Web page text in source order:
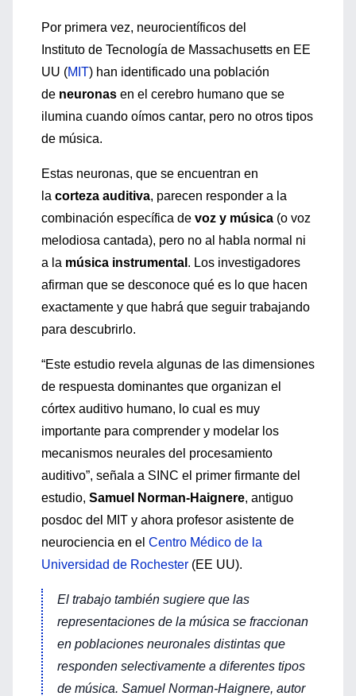
Por primera vez, neurocientíficos del
Instituto de Tecnología de Massachusetts en EE
UU (MIT) han identificado una población
de neuronas en el cerebro humano que se
ilumina cuando oímos cantar, pero no otros tipos
de música.
Estas neuronas, que se encuentran en
la corteza auditiva, parecen responder a la
combinación específica de voz y música (o voz
melodiosa cantada), pero no al habla normal ni
a la música instrumental . Los investigadores
afirman que se desconoce qué es lo que hacen
exactamente y que habrá que seguir trabajando
para descubrirlo.
“Este estudio revela algunas de las dimensiones
de respuesta dominantes que organizan el
córtex auditivo humano, lo cual es muy
importante para comprender y modelar los
mecanismos neurales del procesamiento
auditivo”, señala a SINC el primer firmante del
estudio, Samuel Norman-Haignere, antiguo
posdoc del MIT y ahora profesor asistente de
neurociencia en el Centro Médico de la
Universidad de Rochester (EE UU).
El trabajo también sugiere que las
representaciones de la música se fraccionan
en poblaciones neuronales distintas que
responden selectivamente a diferentes tipos
de música. Samuel Norman-Haignere, autor